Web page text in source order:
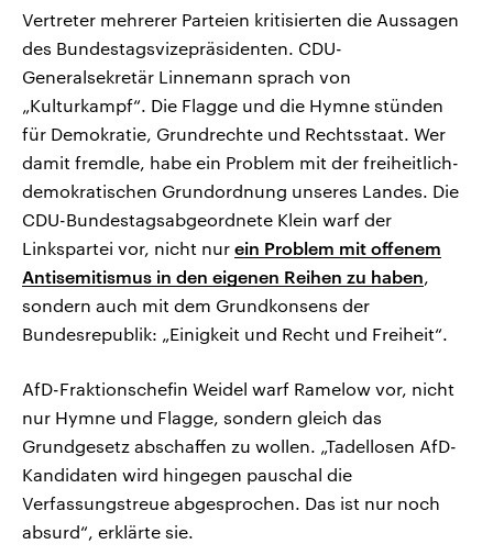
Vertreter mehrerer Parteien kritisierten die Aussagen
des Bundestagsvizepräsidenten. CDU-
Generalsekretär Linnemann sprach von
„Kulturkampf“. Die Flagge und die Hymne stünden
für Demokratie, Grundrechte und Rechtsstaat. Wer
damit fremdle, habe ein Problem mit der freiheitlich-
demokratischen Grundordnung unseres Landes. Die
CDU-Bundestagsabgeordnete Klein warf der
Linkspartei vor, nicht nur ein Problem mit offenem
Antisemitismus in den eigenen Reihen zu haben,
sondern auch mit dem Grundkonsens der
Bundesrepublik: „Einigkeit und Recht und Freiheit“.
AfD-Fraktionschefin Weidel warf Ramelow vor, nicht
nur Hymne und Flagge, sondern gleich das
Grundgesetz abschaffen zu wollen. „Tadellosen AfD-
Kandidaten wird hingegen pauschal die
Verfassungstreue abgesprochen. Das ist nur noch
absurd“, erklärte sie.